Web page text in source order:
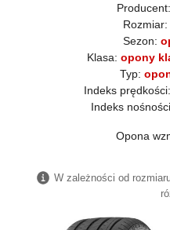
Producent:
Rozmiar:
Sezon:
Klasa: opony
Typ:
Indeks prędkości:
Indeks
Opona
W zależności od